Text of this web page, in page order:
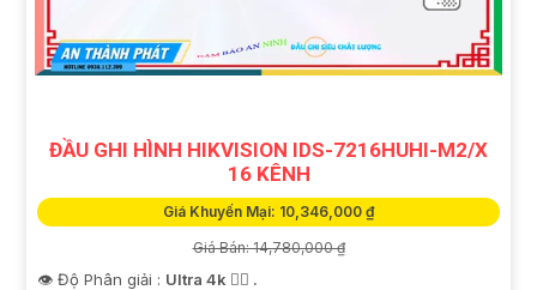
giá rẻ và chuyên nghiệp cho dự án của mình, chúng tôi
luôn sẵn lòng hỗ trợ và tư vấn cho quý vị.
ĐẦU GHI HÌNH HIKVISION IDS-7216HUHI-M2/X
16 KÊNH
Giá Khuyến Mại: 10,346,000 ₫
Giá Bán: 14,780,000 ₫
👁 Độ Phân giải : Ultra 4k 👍🏾 .